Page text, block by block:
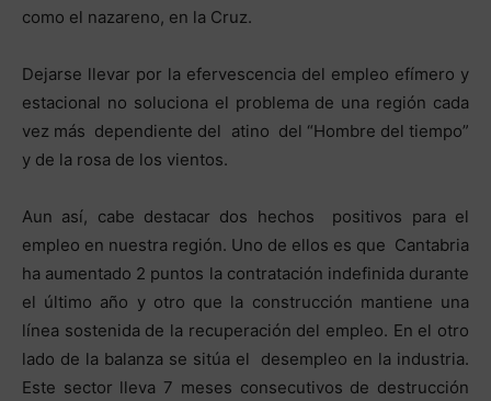
como el nazareno, en la Cruz.
Dejarse llevar por la efervescencia del empleo efímero y
estacional no soluciona el problema de una región cada
vez más dependiente del atino del “Hombre del tiempo”
y de la rosa de los vientos.
Aun así, cabe destacar dos hechos positivos para el
empleo en nuestra región. Uno de ellos es que Cantabria
ha aumentado 2 puntos la contratación indefinida durante
el último año y otro que la construcción mantiene una
línea sostenida de la recuperación del empleo. En el otro
lado de la balanza se sitúa el desempleo en la industria.
Este sector lleva 7 meses consecutivos de destrucción